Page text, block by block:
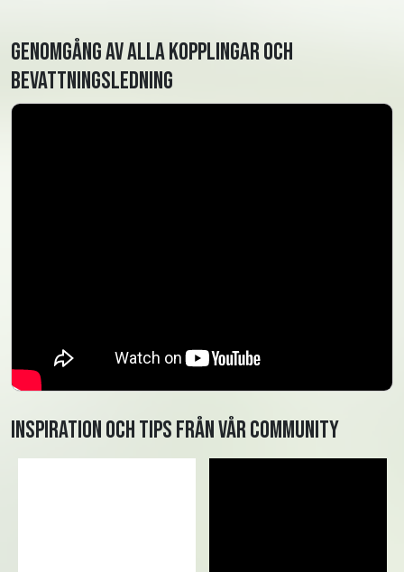
Genomgång av alla kopplingar och
bevattningsledning
Inspiration och tips från vår community